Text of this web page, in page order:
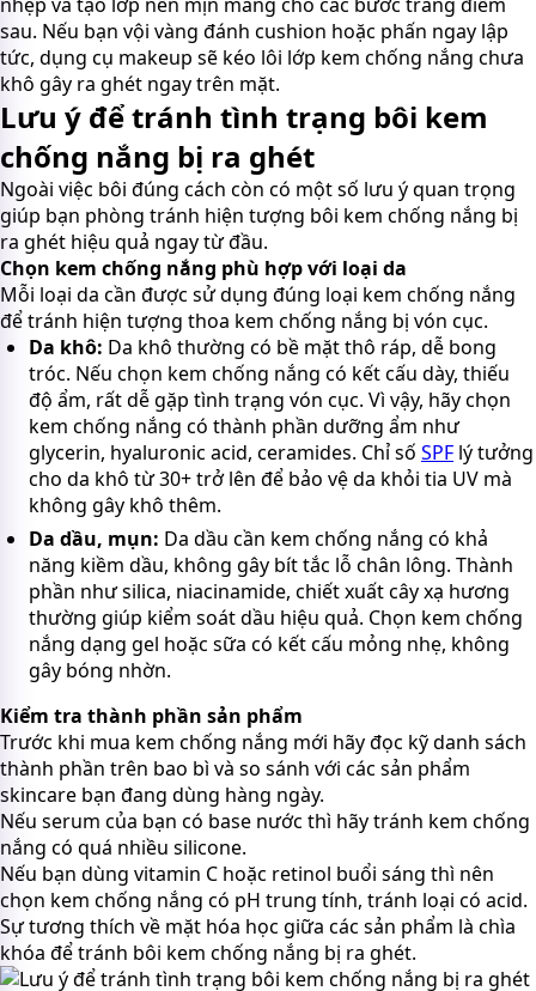
sau. Nếu bạn vội vàng đánh cushion hoặc phấn ngay lập
tức, dụng cụ makeup sẽ kéo lôi lớp kem chống nắng chưa
khô gây ra ghét ngay trên mặt.
Lưu ý để tránh tình trạng bôi kem
chống nắng bị ra ghét
Ngoài việc bôi đúng cách còn có một số lưu ý quan trọng
giúp bạn phòng tránh hiện tượng bôi kem chống nắng bị
ra ghét hiệu quả ngay từ đầu.
Chọn kem chống nắng phù hợp với loại da
Mỗi loại da cần được sử dụng đúng loại kem chống nắng
để tránh hiện tượng thoa kem chống nắng bị vón cục.
Da khô: Da khô thường có bề mặt thô ráp, dễ bong
tróc. Nếu chọn kem chống nắng có kết cấu dày, thiếu
độ ẩm, rất dễ gặp tình trạng vón cục. Vì vậy, hãy chọn
kem chống nắng có thành phần dưỡng ẩm như
glycerin, hyaluronic acid, ceramides. Chỉ số SPF lý tưởng
cho da khô từ 30+ trở lên để bảo vệ da khỏi tia UV mà
không gây khô thêm.
Da dầu, mụn: Da dầu cần kem chống nắng có khả
năng kiềm dầu, không gây bít tắc lỗ chân lông. Thành
phần như silica, niacinamide, chiết xuất cây xạ hương
thường giúp kiểm soát dầu hiệu quả. Chọn kem chống
nắng dạng gel hoặc sữa có kết cấu mỏng nhẹ, không
gây bóng nhờn.
Kiểm tra thành phần sản phẩm
Trước khi mua kem chống nắng mới hãy đọc kỹ danh sách
thành phần trên bao bì và so sánh với các sản phẩm
skincare bạn đang dùng hàng ngày.
Nếu serum của bạn có base nước thì hãy tránh kem chống
nắng có quá nhiều silicone.
Nếu bạn dùng vitamin C hoặc retinol buổi sáng thì nên
chọn kem chống nắng có pH trung tính, tránh loại có acid.
Sự tương thích về mặt hóa học giữa các sản phẩm là chìa
khóa để tránh bôi kem chống nắng bị ra ghét.